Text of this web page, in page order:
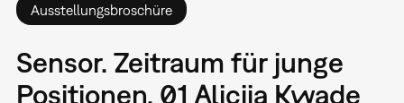
Ausstellungsbroschüre
Sensor. Zeitraum für junge
Positionen. 01 Alicija Kwade